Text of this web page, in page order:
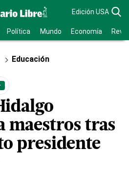
Edición USA
Política Mundo Economía
Educación
maestros tras
presidente